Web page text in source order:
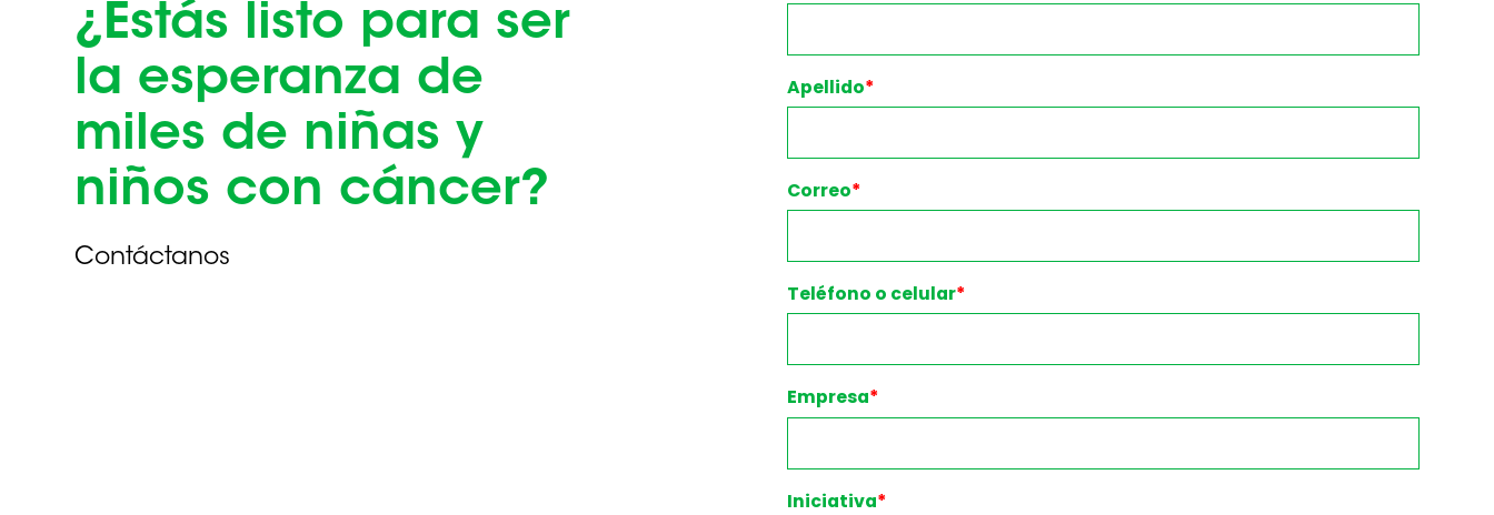
¿Estás listo para ser
la esperanza de
miles de niñas y
niños con cáncer?
Contáctanos
Apellido*
Correo*
Teléfono o celular*
Empresa*
Iniciativa*